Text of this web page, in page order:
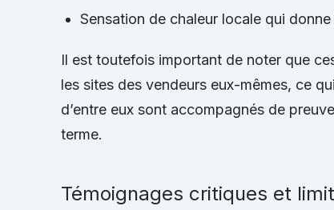
Sensation de chaleur locale qui donne
Il est toutefois important de noter que
les sites des vendeurs eux-mêmes, ce
d’entre eux sont accompagnés de
terme.
Témoignages critiques et